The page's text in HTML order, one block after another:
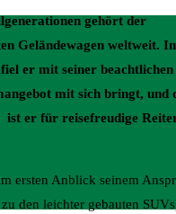
gehört der
Geländewagen weltweit.
er mit seiner beachtlichen
mit sich bringt, und
ist er für reisefreudige
ersten Anblick seinem
den leichter gebauten